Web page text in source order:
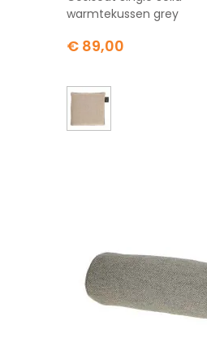
warmtekussen grey
€ 89,00